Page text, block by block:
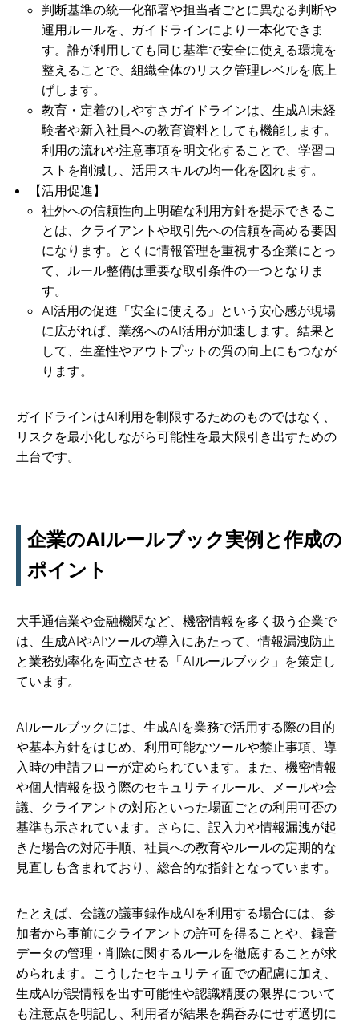
判断基準の統一化部署や担当者ごとに異なる判断や
運用ルールを、ガイドラインにより一本化できま
す。誰が利用しても同じ基準で安全に使える環境を
整えることで、組織全体のリスク管理レベルを底上
げします。
教育・定着のしやすさガイドラインは、生成AI未経
験者や新入社員への教育資料としても機能します。
利用の流れや注意事項を明文化することで、学習コ
ストを削減し、活用スキルの均一化を図れます。
【活用促進】
社外への信頼性向上明確な利用方針を提示できるこ
とは、クライアントや取引先への信頼を高める要因
になります。とくに情報管理を重視する企業にとっ
て、ルール整備は重要な取引条件の一つとなりま
す。
AI活用の促進「安全に使える」という安心感が現場
に広がれば、業務へのAI活用が加速します。結果と
して、生産性やアウトプットの質の向上にもつなが
ります。
ガイドラインはAI利用を制限するためのものではなく、
リスクを最小化しながら可能性を最大限引き出すための
土台です。
企業のAIルールブック実例と作成の
ポイント
大手通信業や金融機関など、機密情報を多く扱う企業で
は、生成AIやAIツールの導入にあたって、情報漏洩防止
と業務効率化を両立させる「AIルールブック」を策定し
ています。
AIルールブックには、生成AIを業務で活用する際の目的
や基本方針をはじめ、利用可能なツールや禁止事項、導
入時の申請フローが定められています。また、機密情報
や個人情報を扱う際のセキュリティルール、メールや会
議、クライアントの対応といった場面ごとの利用可否の
基準も示されています。さらに、誤入力や情報漏洩が起
きた場合の対応手順、社員への教育やルールの定期的な
見直しも含まれており、総合的な指針となっています。
たとえば、会議の議事録作成AIを利用する場合には、参
加者から事前にクライアントの許可を得ることや、録音
データの管理・削除に関するルールを徹底することが求
められます。こうしたセキュリティ面での配慮に加え、
生成AIが誤情報を出す可能性や認識精度の限界について
も注意点を明記し、利用者が結果を鵜呑みにせず適切に